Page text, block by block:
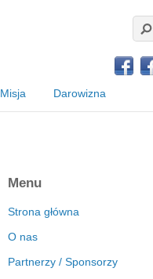
Misja Darowizna
Menu
Strona główna
O nas
Partnerzy / Sponsorzy